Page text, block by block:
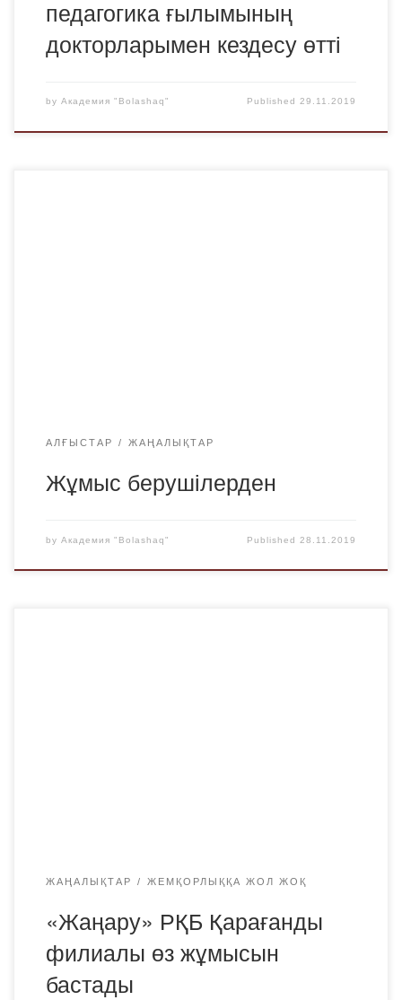
педагогика ғылымының
докторларымен кездесу өтті
by Академия "Bolashaq" Published29.11.2019
АЛҒЫСТАР ЖАҢАЛЫҚТАР
Жұмыс берушілерден
by Академия "Bolashaq" Published28.11.2019
ЖАҢАЛЫҚТАР ЖЕМҚОРЛЫҚҚА ЖОЛ ЖОҚ
«Жаңару» РҚБ Қарағанды
филиалы өз жұмысын
бастады